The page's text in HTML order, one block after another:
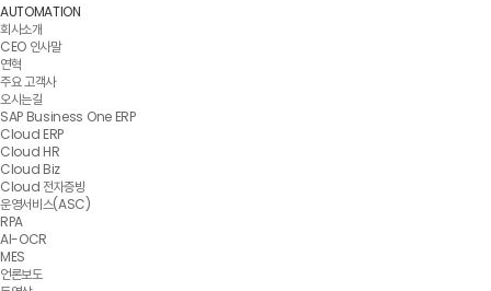
AUTOMATION
회사소개
CEO 인사말
연혁
주요 고객사
오시는길
SAP Business One ERP
Cloud ERP
Cloud HR
Cloud Biz
Cloud 전자증빙
운영서비스(ASC)
RPA
AI-OCR
MES
언론보도